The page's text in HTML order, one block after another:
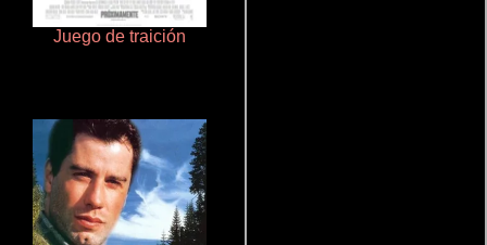
Juego de traición